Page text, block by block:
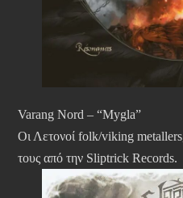
Varang Nord – “Mygla”
Οι Λετονοί folk/viking
τους από την Sliptrick Records.